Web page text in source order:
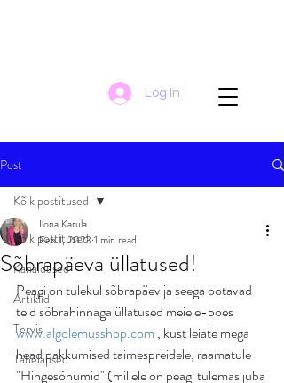
Log In
Post
Kõik postitused
Kanaldused
Artiklid
Tervis
Tähelapsed
Kõik postitused
Sõbrapäeva üllatused!
Ilona Karula
Feb 1, 2023 1 min read
Peagi on tulekul sõbrapäev ja seega ootavad
teid sõbrahinnaga üllatused meie e-poes
www.algolemusshop.com , kust leiate mega
head pakkumised taimespreidele, raamatule
"Hingesõnumid" (millele on peagi tulemas juba